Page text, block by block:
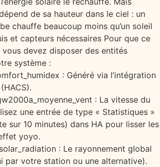
de sa hauteur dans le ciel : un
chauffe beaucoup moins qu’un soleil
et capteurs nécessaires Pour que ce
devez disposer des entités
système :
: Généré via l’intégration
: La vitesse du
une entrée de type « Statistiques »
sur 10 minutes) dans HA pour lisser les
yoyo.
: Le rayonnement global
par votre station ou une alternative).